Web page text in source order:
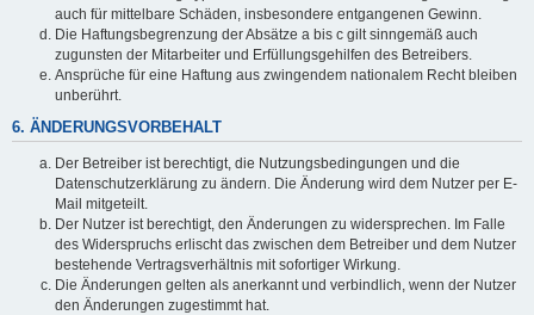
auch für mittelbare Schäden, insbesondere entgangenen Gewinn.
Die Haftungsbegrenzung der Absätze a bis c gilt sinngemäß auch
zugunsten der Mitarbeiter und Erfüllungsgehilfen des Betreibers.
Ansprüche für eine Haftung aus zwingendem nationalem Recht bleiben
unberührt.
6. ÄNDERUNGSVORBEHALT
Der Betreiber ist berechtigt, die Nutzungsbedingungen und die
Datenschutzerklärung zu ändern. Die Änderung wird dem Nutzer per E-
Mail mitgeteilt.
Der Nutzer ist berechtigt, den Änderungen zu widersprechen. Im Falle
des Widerspruchs erlischt das zwischen dem Betreiber und dem Nutzer
bestehende Vertragsverhältnis mit sofortiger Wirkung.
Die Änderungen gelten als anerkannt und verbindlich, wenn der Nutzer
den Änderungen zugestimmt hat.